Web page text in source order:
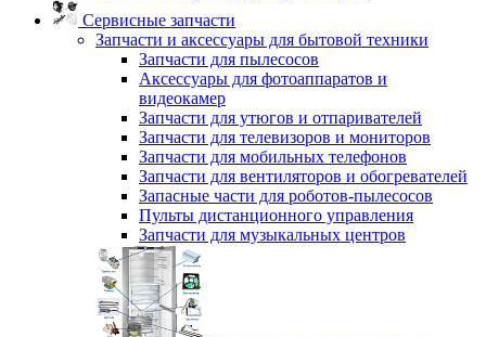
Сервисные запчасти
Запчасти и аксессуары для бытовой техники
Запчасти для пылесосов
Аксессуары для фотоаппаратов и
видеокамер
Запчасти для утюгов и отпаривателей
Запчасти для телевизоров и мониторов
Запчасти для мобильных телефонов
Запчасти для вентиляторов и обогревателей
Запасные части для роботов-пылесосов
Пульты дистанционного управления
Запчасти для музыкальных центров